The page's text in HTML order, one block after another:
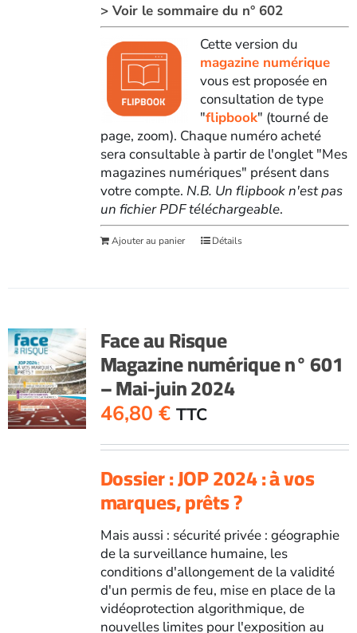
> Voir le sommaire du n° 602
Cette version du
magazine numérique
vous est proposée en
consultation de type
"flipbook" (tourné de
page, zoom). Chaque numéro acheté
sera consultable à partir de l'onglet "Mes
magazines numériques" présent dans
votre compte. N.B. Un flipbook n'est pas
un fichier PDF téléchargeable.
Ajouter au panier Détails
Face au Risque
Magazine numérique n° 601
– Mai-juin 2024
46,80 € TTC
Dossier : JOP 2024 : à vos
marques, prêts ?
Mais aussi : sécurité privée : géographie
de la surveillance humaine, les
conditions d'allongement de la validité
d'un permis de feu, mise en place de la
vidéoprotection algorithmique, de
nouvelles limites pour l'exposition au